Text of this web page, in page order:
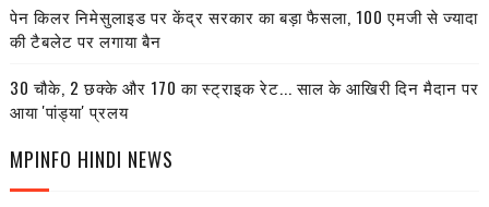
पेन किलर निमेसुलाइड पर केंद्र सरकार का बड़ा फैसला, 100 एमजी से ज्यादा
की टैबलेट पर लगाया बैन
30 चौके, 2 छक्के और 170 का स्ट्राइक रेट... साल के आखिरी दिन मैदान पर
आया 'पांड्या' प्रलय
MPINFO HINDI NEWS